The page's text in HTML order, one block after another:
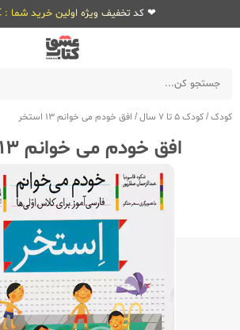
❤ کد تخفیف ویژه اولین خرید شما : KLC ❤
کودک/کودک 5 تا 7 سال / افق خودم می خوانم 13 استخر
افق خودم می خوانم 13 استخر